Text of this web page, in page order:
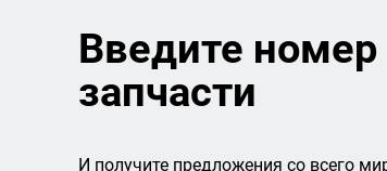
Введите номер
запчасти
И получите предложения со всего